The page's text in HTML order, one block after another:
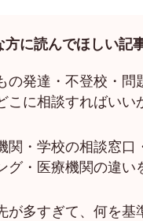
方に読んでほしい記
の発達・不登校・問
こに相談すればいい
関・学校の相談窓口
グ・医療機関の違い
が多すぎて、何を基